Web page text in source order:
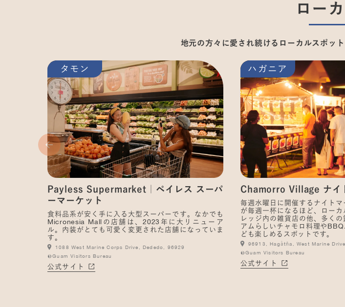
ロー
地元の方々に愛され続けるローカルスポッ
タモン
Payless Supermarket｜ペイレス スーパ
ーマーケット
食料品系が安く手に入る大型スーパーです。なかでも
Micronesia Mallの店舗は、2023年に大リニューア
ル。内装がとても可愛く変更された店舗になっていま
す。
1088 West Marine Corps Drive, Dededo, 96929
©Guam Visitors Bureau
公式サイト
ハガニア
Chamorro Village ナイ
毎週水曜日に開催するナイト
が毎週一杯になるほど、ローカ
レッジ内の雑貨店の他、多く
アムらしいチャモロ料理や
ども楽しめるスポットです。
96913, Hagåtña, West Marine Drive
©Guam Visitors Bureau
公式サイト